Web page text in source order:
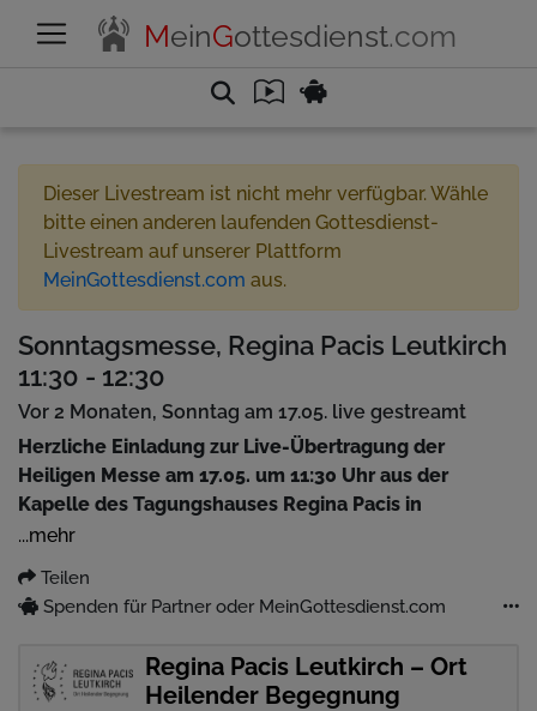
MeinGottesdienst.com
Dieser Livestream ist nicht mehr verfügbar. Wähle
bitte einen anderen laufenden Gottesdienst-
Livestream auf unserer Plattform
MeinGottesdienst.com aus.
Sonntagsmesse, Regina Pacis Leutkirch
11:30 - 12:30
Vor 2 Monaten, Sonntag am 17.05. live gestreamt
Herzliche Einladung zur Live-Übertragung der
Heiligen Messe am 17.05. um 11:30 Uhr aus der
Kapelle des Tagungshauses Regina Pacis in
Leutkirch.
...mehr
Teilen
Spenden für Partner oder MeinGottesdienst.com
Regina Pacis Leutkirch – Ort
Heilender Begegnung